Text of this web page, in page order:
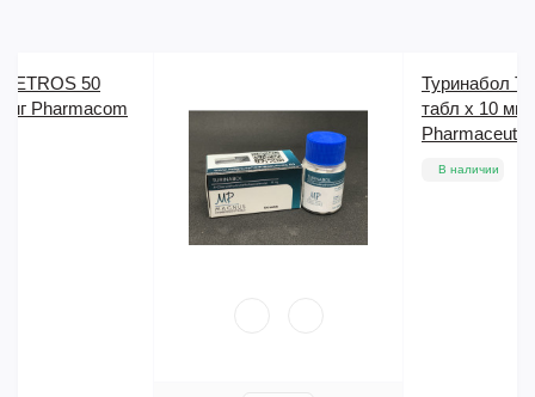
Туринабол Turanabol 100
табл x 10 мг Magnus
Pharmaceuticals
В наличии